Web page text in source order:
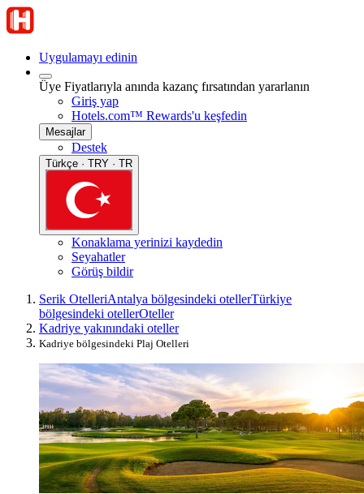
Uygulamayı edinin
Üye Fiyatlarıyla anında kazanç fırsatından yararlanın
Giriş yap
Hotels.com™ Rewards'u keşfedin
Mesajlar
Destek
Türkçe · TRY · TR
Konaklama yerinizi kaydedin
Seyahatler
Görüş bildir
Serik OtelleriAntalya bölgesindeki otellerTürkiye
bölgesindeki otellerOteller
Kadriye yakınındaki oteller
Kadriye bölgesindeki Plaj Otelleri